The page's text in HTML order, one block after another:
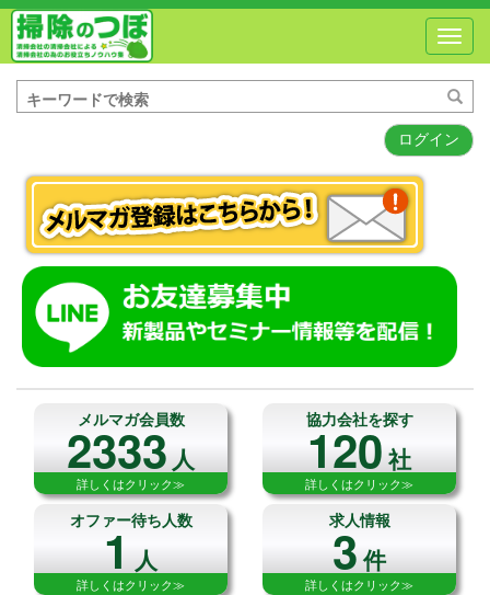
ログイン
メルマガ会員数
2333人
詳しくはクリック≫
協力会社を探す
120社
詳しくはクリック≫
オファー待ち人数
1人
詳しくはクリック≫
求人情報
3件
詳しくはクリック≫